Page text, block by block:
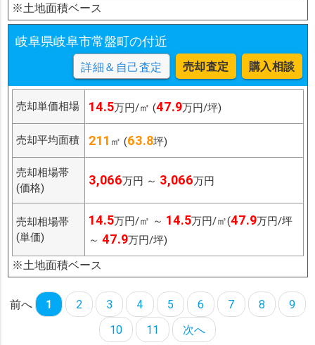
※土地面積ベース
岐阜県岐阜市常盤町の付近
詳細＆自己査定 売却査定 購入相談
売却単価相場 14.5万円/㎡ (47.9万円/坪)
売却平均面積 211 ㎡ (63.8坪)
売却相場帯
(価格)
3,066万円 ～ 3,066万円
売却相場帯
(単価)
14.5万円/㎡ ～ 14.5万円/㎡(47.9万円/坪
～ 47.9万円/坪)
※土地面積ベース
前へ 1 2 3 4 5 6 7 8
9
10
11 次へ